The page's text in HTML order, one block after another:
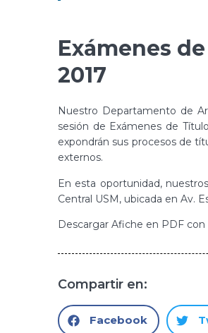
Exámenes
2017
Nuestro Departamento de
sesión de Exámenes de
expondrán sus procesos de
externos.
En esta oportunidad,
Central USM, ubicada en Av.
Descargar Afiche en PDF
Compartir en:
Facebook